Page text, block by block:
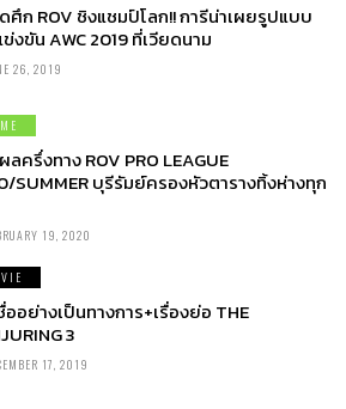
ดศึก ROV ชิงแชมป์โลก!! การีน่าเผยรูปแบบ
งขัน AWC 2019 ที่เวียดนาม
26, 2019
ครึ่งทาง ROV PRO LEAGUE
SUMMER บุรีรัมย์ครองหัวตารางทิ้งห่างทุก
19, 2020
อย่างเป็นทางการ+เรื่องย่อ THE
3
17, 2019